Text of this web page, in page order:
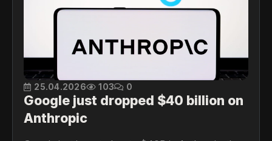
25.04.2026 103 0
Google just dropped $40 billion on
Anthropic